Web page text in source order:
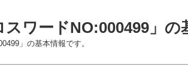
スワードNO:000499」の
」の基本情報です。